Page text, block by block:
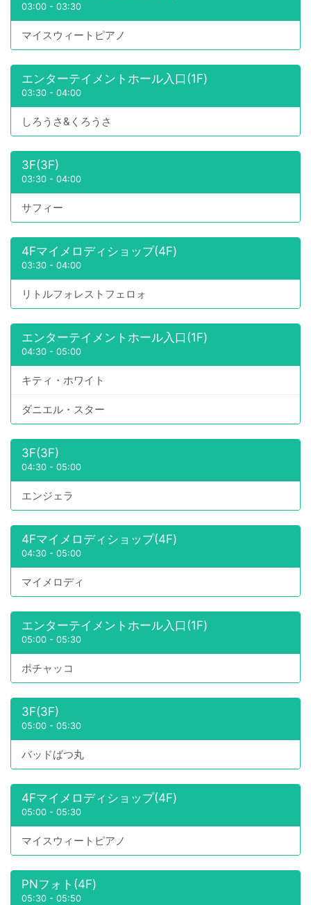
03:00 - 03:30
マイスウィートピアノ
エンターテイメントホール入口(1F)
03:30 - 04:00
しろうさ&くろうさ
3F(3F)
03:30 - 04:00
サフィー
4Fマイメロディショップ(4F)
03:30 - 04:00
リトルフォレストフェロォ
エンターテイメントホール入口(1F)
04:30 - 05:00
キティ・ホワイト
ダニエル・スター
3F(3F)
04:30 - 05:00
エンジェラ
4Fマイメロディショップ(4F)
04:30 - 05:00
マイメロディ
エンターテイメントホール入口(1F)
05:00 - 05:30
ポチャッコ
3F(3F)
05:00 - 05:30
バッドばつ丸
4Fマイメロディショップ(4F)
05:00 - 05:30
マイスウィートピアノ
PNフォト(4F)
05:30 - 05:50